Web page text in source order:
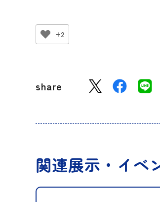
+2
share
関連展示・イベ